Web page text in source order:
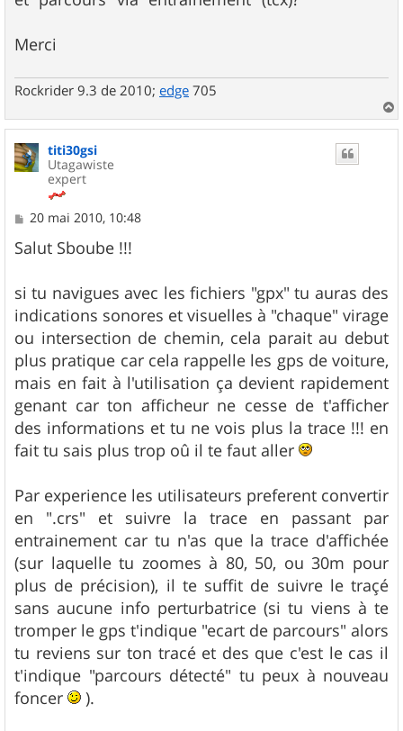
Merci
Rockrider 9.3 de 2010; edge 705
a
titi30gsi
Utagawiste
expert
M
s
s
g
e
20 mai 2010, 10:48
Salut Sboube !!!
si tu navigues avec les fichiers "gpx" tu auras des
indications sonores et visuelles à "chaque" virage
ou intersection de chemin, cela parait au debut
plus pratique car cela rappelle les gps de voiture,
mais en fait à l'utilisation ça devient rapidement
genant car ton afficheur ne cesse de t'afficher
des informations et tu ne vois plus la trace !!! en
fait tu sais plus trop oû il te faut aller
Par experience les utilisateurs preferent convertir
en ".crs" et suivre la trace en passant par
entrainement car tu n'as que la trace d'affichée
(sur laquelle tu zoomes à 80, 50, ou 30m pour
plus de précision), il te suffit de suivre le traçé
sans aucune info perturbatrice (si tu viens à te
tromper le gps t'indique "ecart de parcours" alors
tu reviens sur ton tracé et des que c'est le cas il
t'indique "parcours détecté" tu peux à nouveau
foncer
).